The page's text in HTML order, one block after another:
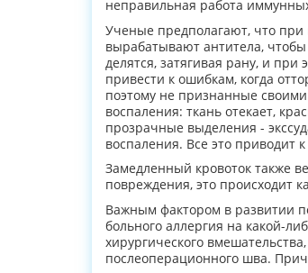
неправильная работа
Ученые предполагают, что при
вырабатывают антитела,
делятся, затягивая рану, и
привести к ошибкам, когда
поэтому не признанные
воспаления: ткань отекает,
прозрачные выделения -
воспаления. Все это приводит
Замедленный кровоток также
повреждения, это происходит
Важным фактором в развитии
больного аллергия на какой-
хирургического
послеоперационного шва.